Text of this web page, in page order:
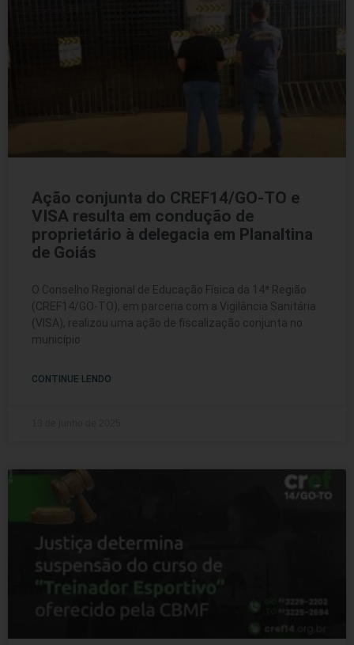
Ação conjunta do CREF14/GO-TO e
VISA resulta em condução de
proprietário à delegacia em Planaltina
de Goiás
O Conselho Regional de Educação Física da 14ª Região
(CREF14/GO-TO), em parceria com a Vigilância Sanitária
(VISA), realizou uma ação de fiscalização conjunta no
município
CONTINUE LENDO